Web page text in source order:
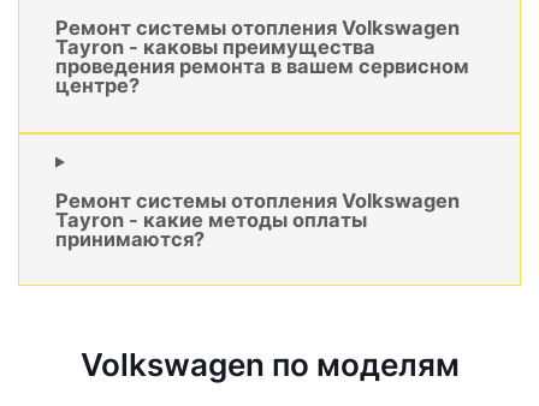
Ремонт системы отопления Volkswagen
Tayron - каковы преимущества
проведения ремонта в вашем сервисном
центре?
Ремонт системы отопления Volkswagen
Tayron - какие методы оплаты
принимаются?
Volkswagen по моделям